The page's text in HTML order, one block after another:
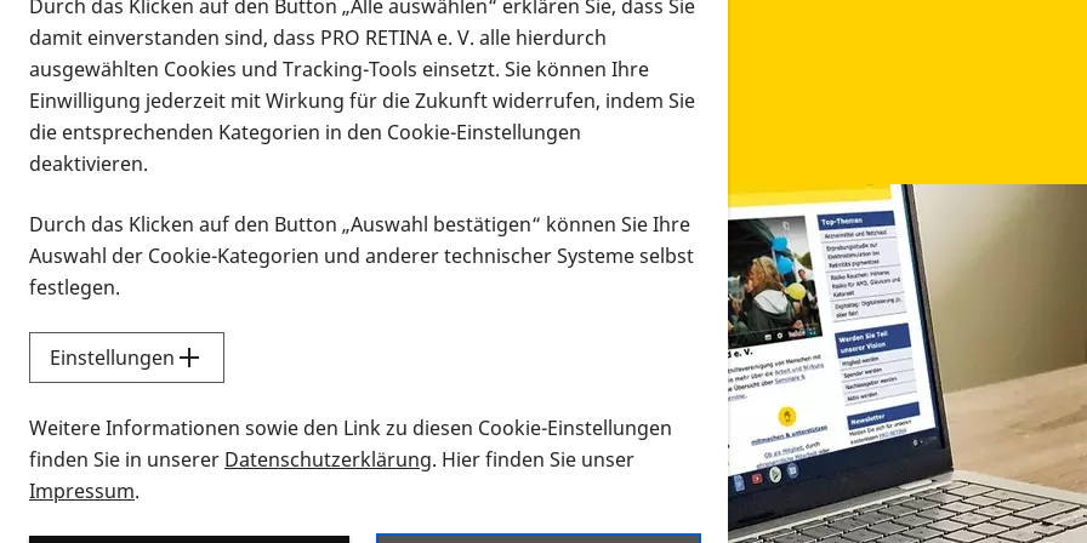
Infomaterial
Infomaterial
Vorlesen
Alle Infomaterialien in verschiedenen Formaten an
Sie möchten wissen, wie Sie nach Infonmaterial suchen und dieses bestellen bzw. herunterladen
Durch das Klicken auf den Button „Alle auswählen“ erklären Sie, dass Sie
damit einverstanden sind, dass PRO RETINA e. V. alle hierdurch
ausgewählten Cookies und Tracking-Tools einsetzt. Sie können Ihre
Einwilligung jederzeit mit Wirkung für die Zukunft widerrufen, indem Sie
die entsprechenden Kategorien in den Cookie-Einstellungen
deaktivieren.
Durch das Klicken auf den Button „Auswahl bestätigen“ können Sie Ihre
Auswahl der Cookie-Kategorien und anderer technischer Systeme selbst
festlegen.
Einstellungen
Weitere Informationen sowie den Link zu diesen Cookie-Einstellungen
finden Sie in unserer Datenschutzerklärung. Hier finden Sie unser
Impressum.